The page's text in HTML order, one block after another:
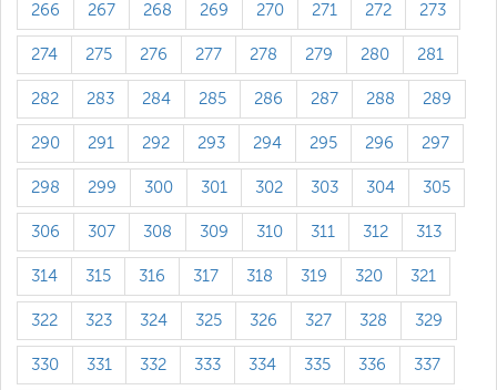
266 267 268 269 270 271 272 273
274 275 276 277 278 279 280 281
282 283 284 285 286 287 288 289
290 291 292 293 294 295 296 297
298 299 300 301 302 303 304 305
306 307 308 309 310 311 312 313
314 315 316 317 318 319 320 321
322 323 324 325 326 327 328 329
330 331 332 333 334 335 336 337